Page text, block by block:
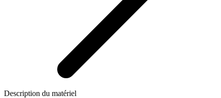
Description du matériel